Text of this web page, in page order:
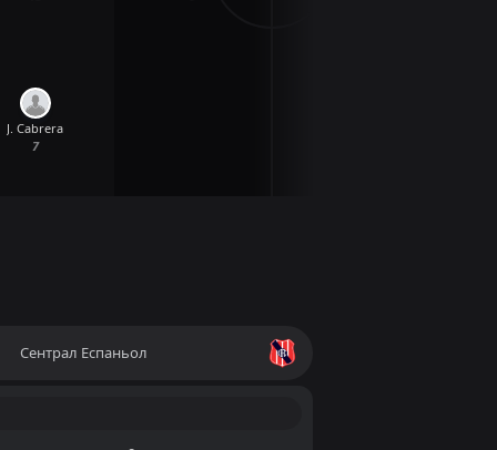
J. Cabrera
7
Сентрал Еспаньол